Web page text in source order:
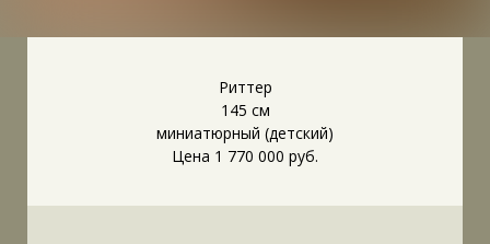
Риттер
145 см
миниатюрный (детский)
Цена 1 770 000 руб.